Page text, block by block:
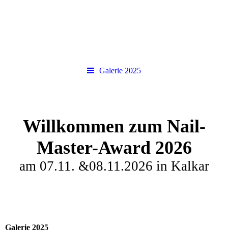
Galerie 2025
Willkommen zumNail-
Master-Award 2026
am 07.11. &08.11.2026 in Kalkar
Galerie 2025